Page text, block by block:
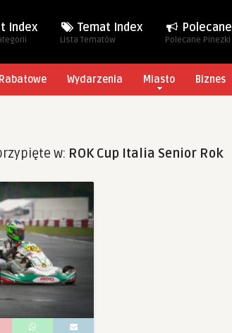
Index Temat Index
Lista Tematów
Polecane
Polecane Pinezki
Wydarzenia Miasto Biznes
w: ROK Cup Italia Senior Rok